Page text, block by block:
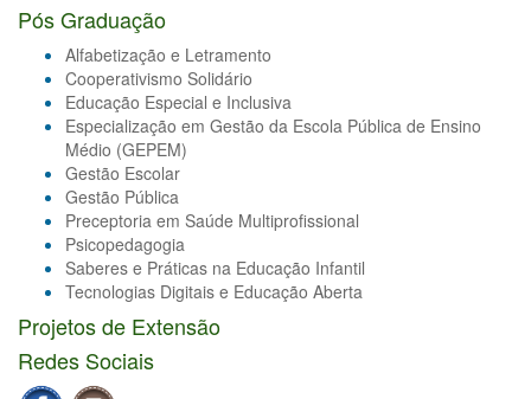
Pós Graduação
Alfabetização e Letramento
Cooperativismo Solidário
Educação Especial e Inclusiva
Especialização em Gestão da Escola Pública de Ensino
Médio (GEPEM)
Gestão Escolar
Gestão Pública
Preceptoria em Saúde Multiprofissional
Psicopedagogia
Saberes e Práticas na Educação Infantil
Tecnologias Digitais e Educação Aberta
Projetos de Extensão
Redes Sociais